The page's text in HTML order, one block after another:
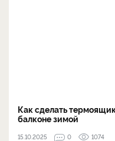
Как сделать
балконе зимой
15.10.2025 0 1074